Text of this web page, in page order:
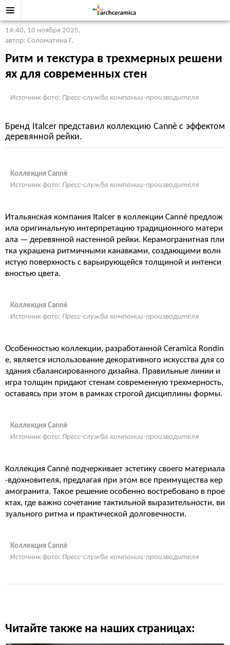
14:40, 10 ноября 2025,
автор: Соломатина Г.
Ритм и текстура в трехмерных решени
ях для современных стен
Источник фото: Пресс-служба компании-производителя
Бренд Italcer представил коллекцию Cannè с эффектом
деревянной рейки.
Коллекция Cannè
Источник фото: Пресс-служба компании-производителя
Итальянская компания Italcer в коллекции Cannè предлож
ила оригинальную интерпретацию традиционного матери
ала — деревянной настенной рейки. Керамогранитная пли
тка украшена ритмичными канавками, создающими волн
истую поверхность с варьирующейся толщиной и интенси
вностью цвета.
Коллекция Cannè
Источник фото: Пресс-служба компании-производителя
Особенностью коллекции, разработанной Ceramica Rondin
e, является использование декоративного искусства для со
здания сбалансированного дизайна. Правильные линии и
игра толщин придают стенам современную трехмерность,
оставаясь при этом в рамках строгой дисциплины формы.
Коллекция Cannè
Источник фото: Пресс-служба компании-производителя
Коллекция Cannè подчеркивает эстетику своего материала
-вдохновителя, предлагая при этом все преимущества кер
амогранита. Такое решение особенно востребовано в прое
ктах, где важно сочетание тактильной выразительности, ви
зуального ритма и практической долговечности.
Коллекция Cannè
Источник фото: Пресс-служба компании-производителя
Читайте также на наших страницах: